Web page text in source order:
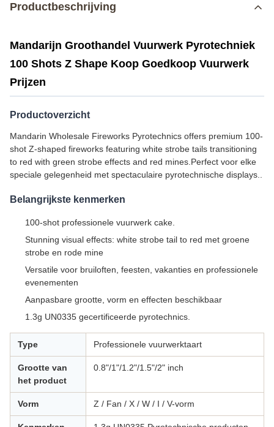
Productbeschrijving
Mandarijn Groothandel Vuurwerk Pyrotechniek
100 Shots Z Shape Koop Goedkoop Vuurwerk
Prijzen
Productoverzicht
Mandarin Wholesale Fireworks Pyrotechnics offers premium 100-
shot Z-shaped fireworks featuring white strobe tails transitioning
to red with green strobe effects and red mines.Perfect voor elke
speciale gelegenheid met spectaculaire pyrotechnische displays..
Belangrijkste kenmerken
100-shot professionele vuurwerk cake.
Stunning visual effects: white strobe tail to red met groene
strobe en rode mine
Versatile voor bruiloften, feesten, vakanties en professionele
evenementen
Aanpasbare grootte, vorm en effecten beschikbaar
1.3g UN0335 gecertificeerde pyrotechnics.
Type Professionele vuurwerktaart
Grootte van
het product
0.8"/1"/1.2"/1.5"/2" inch
Vorm Z / Fan / X / W / I / V-vorm